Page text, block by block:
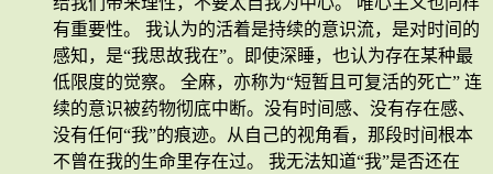
有重要性。 我认为的活着是持续的意识流，是对时间的
感知，是“我思故我在”。即使深睡，也认为存在某种最
低限度的觉察。 全麻，亦称为“短暂且可复活的死亡” 连
续的意识被药物彻底中断。没有时间感、没有存在感、
没有任何“我”的痕迹。从自己的视角看，那段时间根本
不曾在我的生命里存在过。 我无法知道“我”是否还在